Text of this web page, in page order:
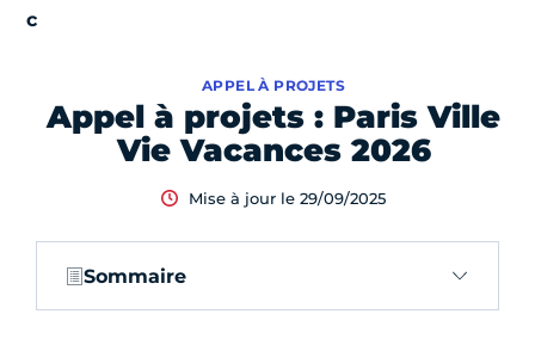
Appel à projets : Paris Ville
Vie Vacances 2026
APPEL À PROJETS
Mise à jour le 29/09/2025
Sommaire